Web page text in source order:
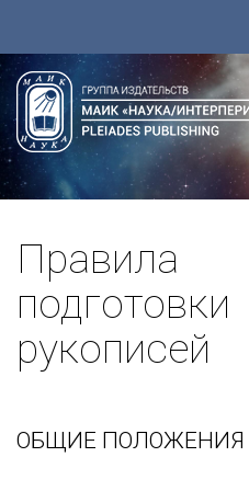
Правила
подготовки
рукописей
ОБЩИЕ ПОЛОЖЕНИЯ